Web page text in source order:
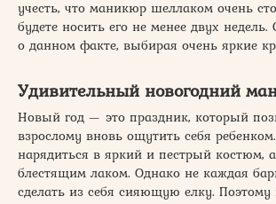
учесть, что маникюр шеллаком очень
будете носить его не менее двух
о данном факте, выбирая очень яркие
Удивительный новогодний
Новый год — это праздник, который
взрослому вновь ощутить себя
нарядиться в яркий и пестрый костюм,
блестящим лаком. Однако не каждая
сделать из себя сияющую елку.